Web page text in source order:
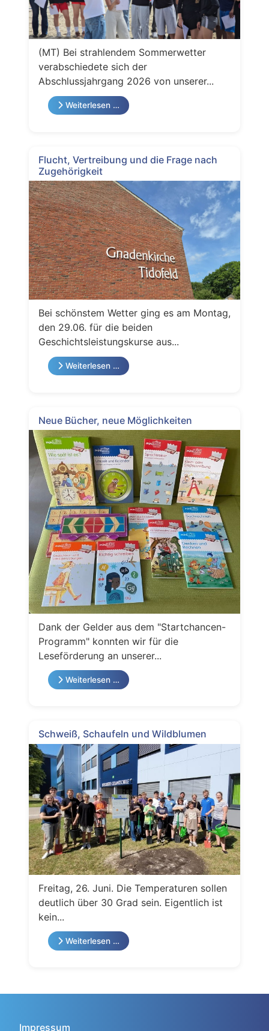
(MT) Bei strahlendem Sommerwetter
verabschiedete sich der
Abschlussjahrgang 2026 von unserer...
Weiterlesen …
Flucht, Vertreibung und die Frage nach
Zugehörigkeit
Bei schönstem Wetter ging es am Montag,
den 29.06. für die beiden
Geschichtsleistungskurse aus...
Weiterlesen …
Neue Bücher, neue Möglichkeiten
Dank der Gelder aus dem "Startchancen-
Programm" konnten wir für die
Leseförderung an unserer...
Weiterlesen …
Schweiß, Schaufeln und Wildblumen
Freitag, 26. Juni. Die Temperaturen sollen
deutlich über 30 Grad sein. Eigentlich ist
kein...
Weiterlesen …
Impressum